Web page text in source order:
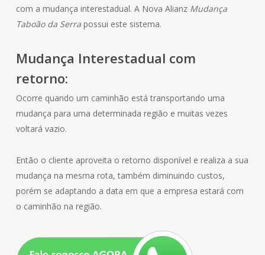
com a mudança interestadual. A Nova Alianz Mudança
Taboão da Serrapossui este sistema.
Mudança Interestadual com
retorno:
Ocorre quando um caminhão está transportando uma
mudança para uma determinada região e muitas vezes
voltará vazio.
Então o cliente aproveita o retorno disponível e realiza a sua
mudança na mesma rota, também diminuindo custos,
porém se adaptando a data em que a empresa estará com
o caminhão na região.